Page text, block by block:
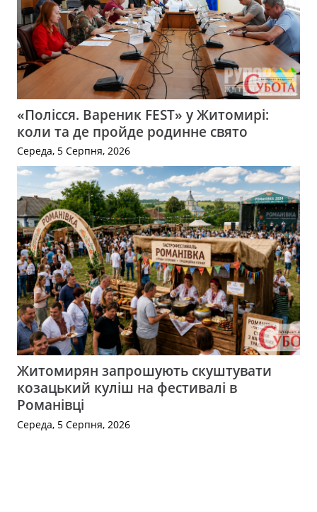
«Полісся. Вареник FEST» у Житомирі:
коли та де пройде родинне свято
Середа, 5 Серпня, 2026
Житомирян запрошують скуштувати
козацький куліш на фестивалі в
Романівці
Середа, 5 Серпня, 2026